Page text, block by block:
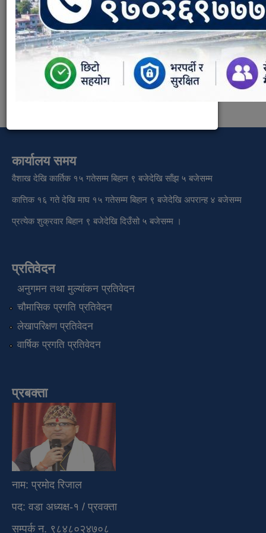
Documents:
७ नगरपालिकाका पदाधिकारीहरुको आचारसंहिता.pdf
Document Type: राजपत्र भाग १
कार्यालय समय
वैशाख देखि कार्तिक १५ गतेसम्म बिहान ९ बजेदेखि साँझ ५ बजेसम्म
कात्तिक १६ गते देखि माघ १५ गतेसम्म बिहान ९ बजेदेखि अपरान्ह ४ बजेसम्म
प्रत्येक शुक्रवार बिहान ९ बजेदेखि दिउँसो ५ बजेसम्म ।
प्रतिवेदन
अनुगमन तथा मुल्यांकन प्रतिवेदन
चौमासिक प्रगति प्रतिवेदन
लेखापरिक्षण प्रतिवेदन
वार्षिक प्रगति प्रतिवेदन
प्रबक्ता
नाम: प्रमोद रिजाल
पद: वडा अध्यक्ष-१ / प्रवक्ता
सम्पर्क न. ९८४८०२४७०८